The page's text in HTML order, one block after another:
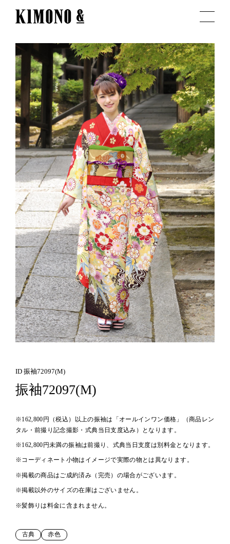
ID 振袖72097(M)
振袖72097(M)
※162,800円（税込）以上の振袖は「オールインワン価格」（商品レン
タル・前撮り記念撮影・式典当日支度込み）となります。
※162,800円未満の振袖は前撮り、式典当日支度は別料金となります。
※コーディネート小物はイメージで実際の物とは異なります。
※掲載の商品はご成約済み（完売）の場合がございます。
※掲載以外のサイズの在庫はございません。
※髪飾りは料金に含まれません。
古典 赤色